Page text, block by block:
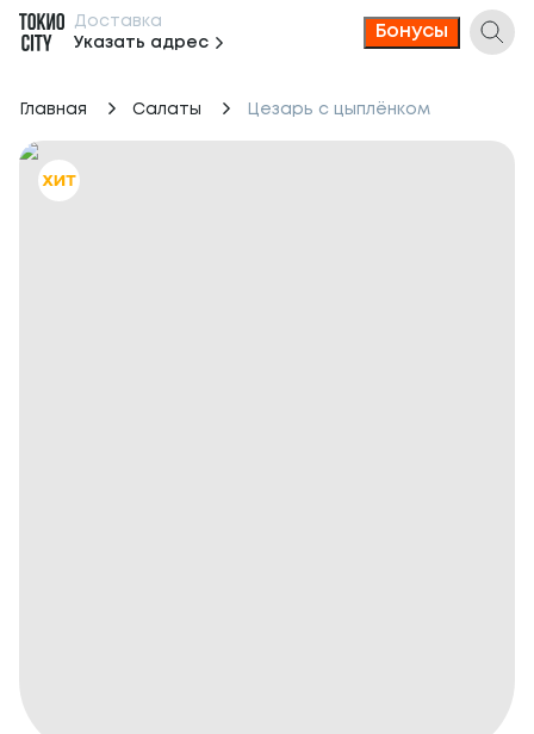
Доставка
Указать адрес
Бонусы
Главная Салаты Цезарь с цыплёнком